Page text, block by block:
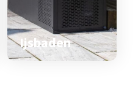
Ijsbaden